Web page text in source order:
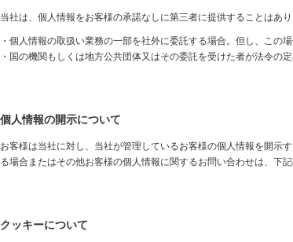
当社は、個人情報をお客様の承諾なしに第三者に提供することはあ
・個人情報の取扱い業務の一部を社外に委託する場合。但し、この
・国の機関もしくは地方公共団体又はその委託を受けた者が法令の
個人情報の開示について
お客様は当社に対し、当社が管理しているお客様の個人情報を開示
る場合またはその他お客様の個人情報に関するお問い合わせは、下
クッキーについて